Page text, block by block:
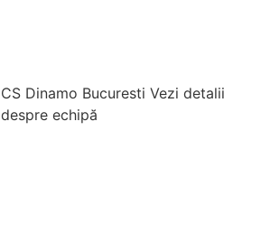
CS Dinamo Bucuresti Vezi detalii
despre echipă